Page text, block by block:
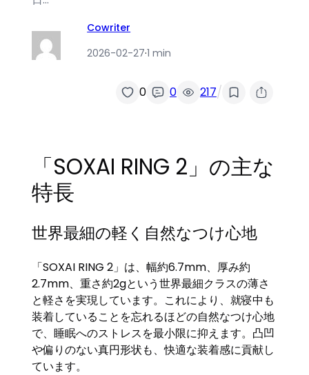
Cowriter
2026-02-27·1 min
0 0 217/
「SOXAI RING 2」の主な
特長
世界最細の軽く自然なつけ心地
「SOXAI RING 2」は、幅約6.7mm、厚み約
2.7mm、重さ約2gという世界最細クラスの薄さ
と軽さを実現しています。これにより、就寝中も
装着していることを忘れるほどの自然なつけ心地
で、睡眠へのストレスを最小限に抑えます。凸凹
や偏りのない真円形状も、快適な装着感に貢献し
ています。